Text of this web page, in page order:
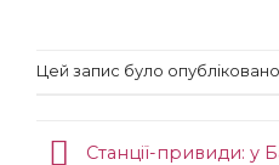
Цей запис було
Станції-привиди: у